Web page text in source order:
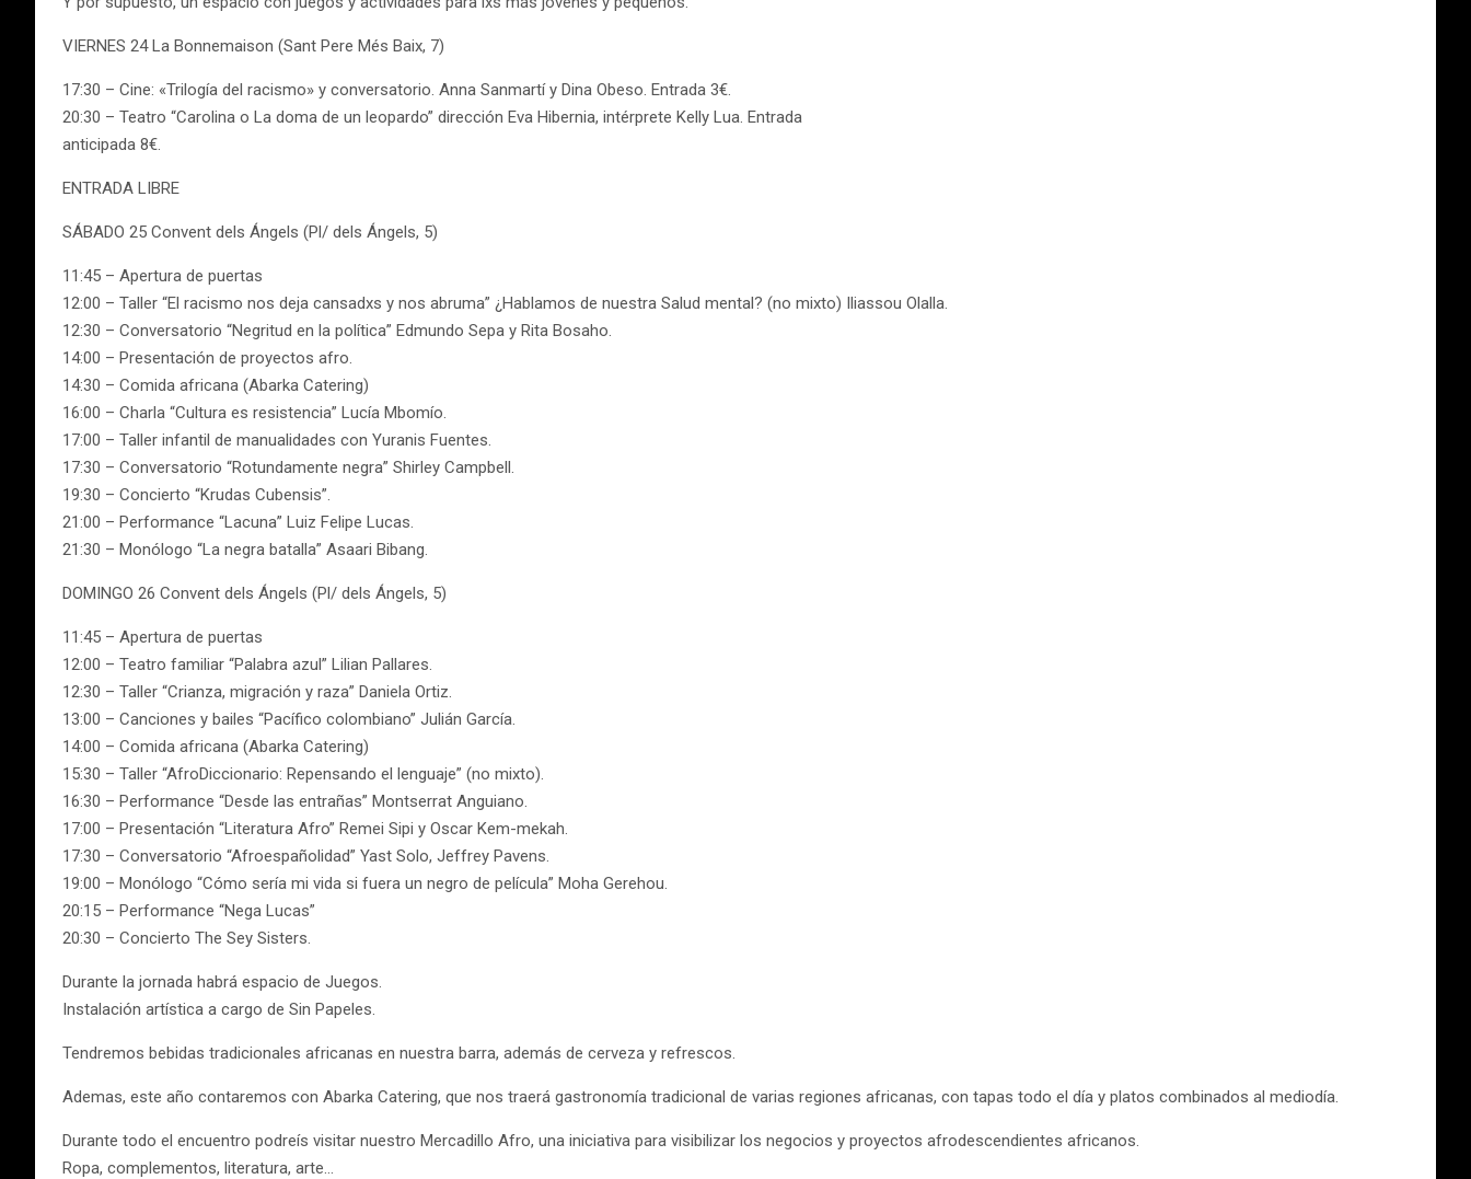
VIERNES 24 La Bonnemaison (Sant Pere Més Baix, 7)
17:30 – Cine: «Trilogía del racismo» y conversatorio. Anna Sanmartí y Dina Obeso. Entrada 3€.
20:30 – Teatro “Carolina o La doma de un leopardo” dirección Eva Hibernia, intérprete Kelly Lua. Entrada
anticipada 8€.
ENTRADA LIBRE
SÁBADO 25 Convent dels Ángels (Pl/ dels Ángels, 5)
11:45 – Apertura de puertas
12:00 – Taller “El racismo nos deja cansadxs y nos abruma” ¿Hablamos de nuestra Salud mental? (no mixto) Iliassou Olalla.
12:30 – Conversatorio “Negritud en la política” Edmundo Sepa y Rita Bosaho.
14:00 – Presentación de proyectos afro.
14:30 – Comida africana (Abarka Catering)
16:00 – Charla “Cultura es resistencia” Lucía Mbomío.
17:00 – Taller infantil de manualidades con Yuranis Fuentes.
17:30 – Conversatorio “Rotundamente negra” Shirley Campbell.
19:30 – Concierto “Krudas Cubensis”.
21:00 – Performance “Lacuna” Luiz Felipe Lucas.
21:30 – Monólogo “La negra batalla” Asaari Bibang.
DOMINGO 26 Convent dels Ángels (Pl/ dels Ángels, 5)
11:45 – Apertura de puertas
12:00 – Teatro familiar “Palabra azul” Lilian Pallares.
12:30 – Taller “Crianza, migración y raza” Daniela Ortiz.
13:00 – Canciones y bailes “Pacífico colombiano” Julián García.
14:00 – Comida africana (Abarka Catering)
15:30 – Taller “AfroDiccionario: Repensando el lenguaje” (no mixto).
16:30 – Performance “Desde las entrañas” Montserrat Anguiano.
17:00 – Presentación “Literatura Afro” Remei Sipi y Oscar Kem-mekah.
17:30 – Conversatorio “Afroespañolidad” Yast Solo, Jeffrey Pavens.
19:00 – Monólogo “Cómo sería mi vida si fuera un negro de película” Moha Gerehou.
20:15 – Performance “Nega Lucas”
20:30 – Concierto The Sey Sisters.
Durante la jornada habrá espacio de Juegos.
Instalación artística a cargo de Sin Papeles.
Tendremos bebidas tradicionales africanas en nuestra barra, además de cerveza y refrescos.
Ademas, este año contaremos con Abarka Catering, que nos traerá gastronomía tradicional de varias regiones africanas, con tapas todo el día y platos combinados al mediodía.
Durante todo el encuentro podreís visitar nuestro Mercadillo Afro, una iniciativa para visibilizar los negocios y proyectos afrodescendientes africanos.
Ropa, complementos, literatura, arte…